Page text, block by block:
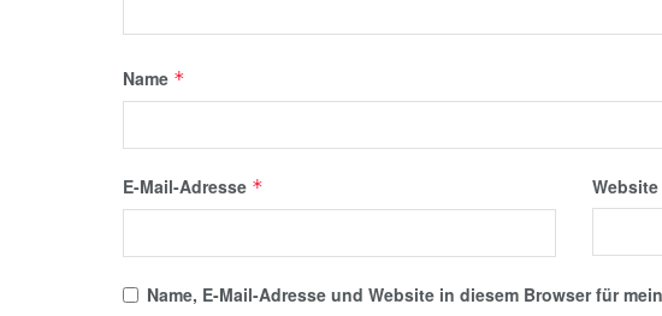
Name *
E-Mail-Adresse * Website
Name, E-Mail-Adresse und Website in diesem Browser für